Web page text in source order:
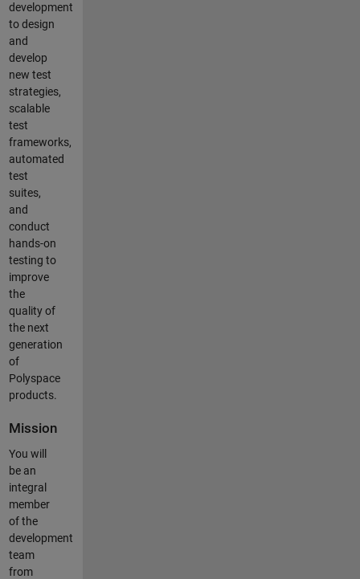
development
to design
and
develop
new test
strategies,
scalable
test
frameworks,
automated
test
suites,
and
conduct
hands-on
testing to
improve
the
quality of
the next
generation
of
Polyspace
products.
Mission
You will
be an
integral
member
of the
development
team
from